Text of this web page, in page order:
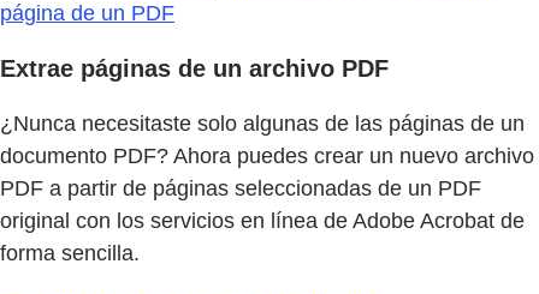
página de un PDF
Extrae páginas de un archivo PDF
¿Nunca necesitaste solo algunas de las páginas de un
documento PDF? Ahora puedes crear un nuevo archivo
PDF a partir de páginas seleccionadas de un PDF
original con los servicios en línea de Adobe Acrobat de
forma sencilla.